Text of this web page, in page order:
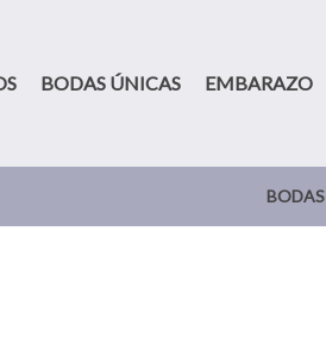
BODAS ÚNICAS EMBARAZO
BODAS